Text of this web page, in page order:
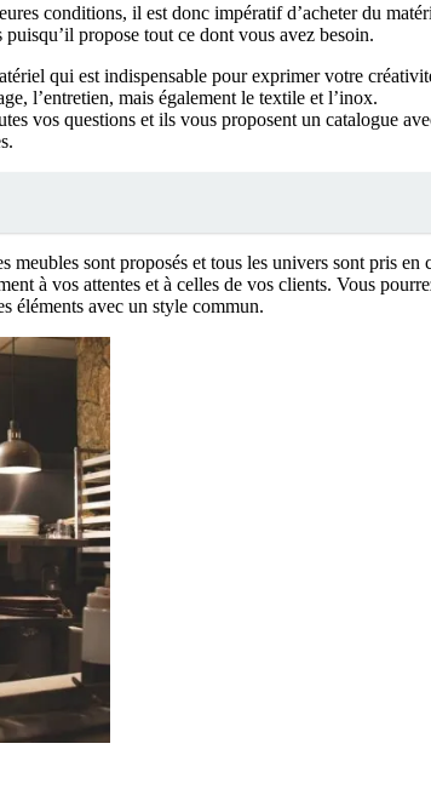
conditions, il est donc impératif d’acheter du
propose tout ce dont vous avez besoin.
qui est indispensable pour exprimer votre
l’entretien, mais également le textile et l’inox.
vos questions et ils vous proposent un catalogue
meubles sont proposés et tous les univers sont pris
à vos attentes et à celles de vos clients. Vous
éléments avec un style commun.